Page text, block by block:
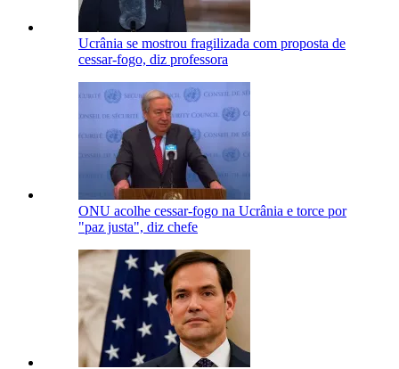
Ucrânia se mostrou fragilizada com proposta de
cessar-fogo, diz professora
ONU acolhe cessar-fogo na Ucrânia e torce por
"paz justa", diz chefe